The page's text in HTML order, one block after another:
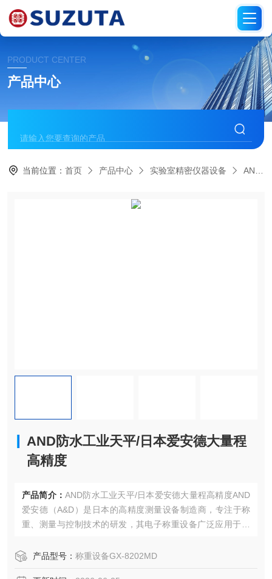
PRODUCT CENTER
产品中心
当前位置：首页 产品中心 实验室精密仪器设备 AND爱安德
AND防水工业天平/日本爱安德大量程
高精度
产品简介： AND防水工业天平/日本爱安德大量程高精度AND
爱安德‌（A&D）是日本的高精度测量设备制造商，专注于称
重、测量与控制技术的研发，其电子称重设备广泛应用于‌实
高稳定性与智能化设计著称 。
产品型号： 称重设备GX-8202MD